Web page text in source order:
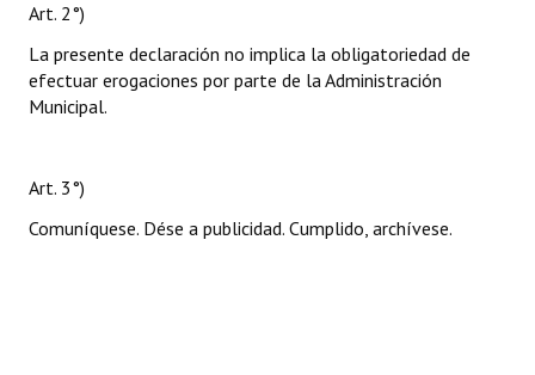
Art. 2°)
La presente declaración no implica la obligatoriedad de
efectuar erogaciones por parte de la Administración
Municipal.
Art. 3°)
Comuníquese. Dése a publicidad. Cumplido, archívese.